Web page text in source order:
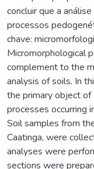
concluir que a
processos
chave:
Micromorphological
complement to the
analysis of soils. In
the primary object
processes occurring
Soil samples from
Caatinga, were
analyses were
sections were